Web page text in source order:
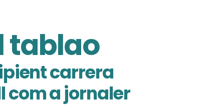
tablao
carrera
com a jornaler